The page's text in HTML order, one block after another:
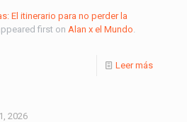
El itinerario para no perder la
first on Alan x el Mundo
Leer más
2026